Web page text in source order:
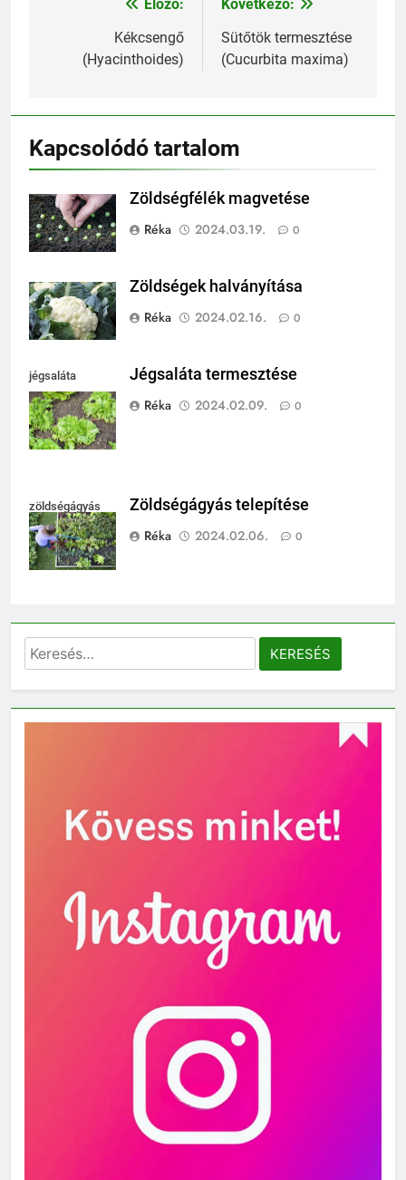
Bejegyzés
navigáció
Előző:
Kékcsengő
(Hyacinthoides)
Következő:
Sütőtök termesztése
(Cucurbita maxima)
Kapcsolódó tartalom
Zöldségfélék magvetése
Réka
2024.03.19. 0
Zöldségek halványítása
Réka
2024.02.16. 0
jégsaláta
termesztése
Jégsaláta termesztése
Réka
2024.02.09. 0
zöldségágyás
Zöldségágyás telepítése
Réka
2024.02.06. 0
Keresés: